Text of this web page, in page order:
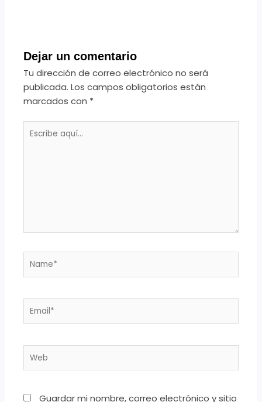
Dejar un comentario
Tu dirección de correo electrónico no será
publicada. Los campos obligatorios están
marcados con *
Escribe
Email*
Web
Guardar mi nombre, correo electrónico y sitio